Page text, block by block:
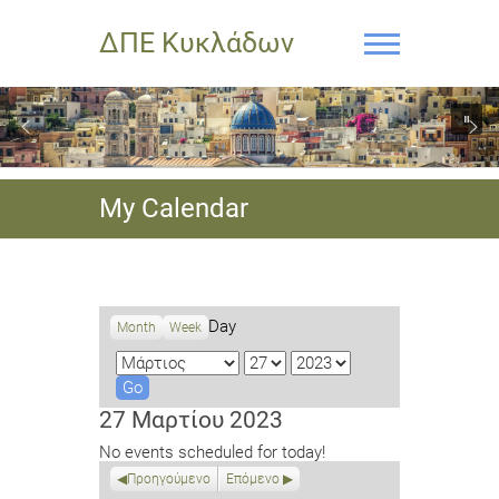
ΔΠΕ Κυκλάδων
My Calendar
Month Week Day
M
o
n
h
D
y
Y
a
27 Μαρτίου 2023
No events scheduled for today!
Προηγούμενο Επόμενο